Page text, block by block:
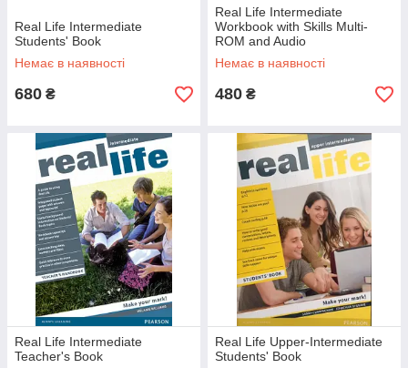
Real Life Intermediate
Students' Book
Немає в наявності
680 ₴
Real Life Intermediate
Workbook with Skills Multi-
ROM and Audio
Немає в наявності
480 ₴
Real Life Intermediate
Teacher's Book
Real Life Upper-Intermediate
Students' Book